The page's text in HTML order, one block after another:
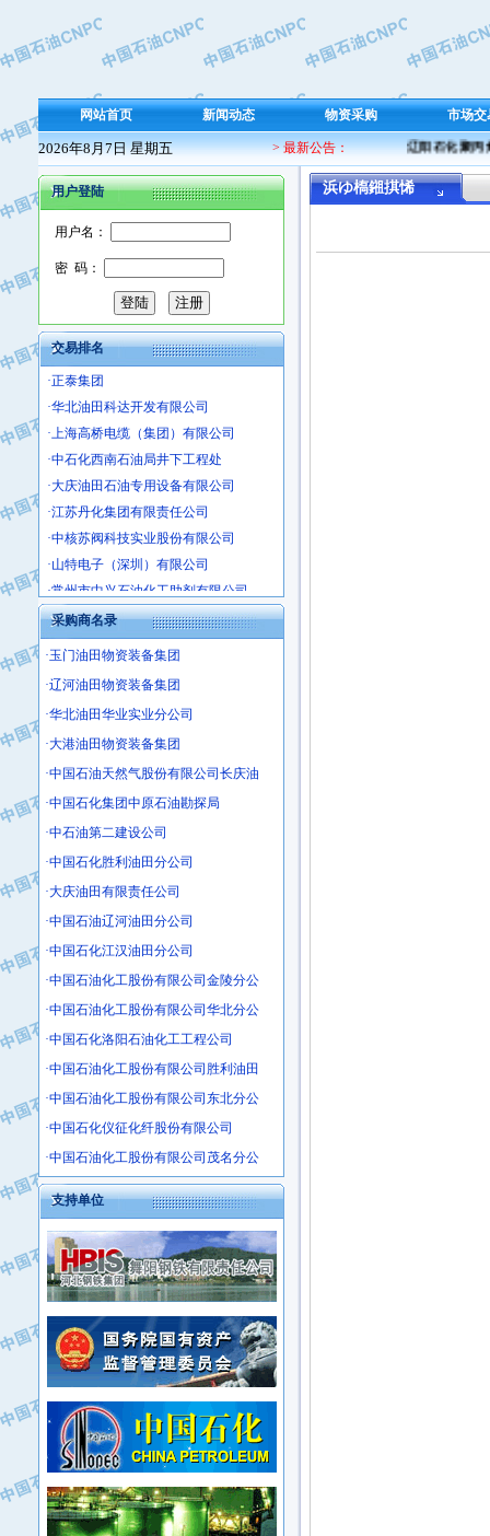
网站首页 新闻动态 物资采购 市场交
2026年8月7日 星期五 > 最新公告： 辽阳石化聚丙烯
用户登陆
用户名：
密 码：
交易排名
·保定北奥石油物探特种车辆制造有限
·盘锦辽河油田天意石油装备有限公司
·沧州市电气控制设备厂
·中船重工中南装备有限责任公司
·南石力天传动件有限公司
·浙江瑞普环境技术有限公司
·华北石油新大禹环保设备有限公司
·河北翼凌机械制造总厂
·萍乡市庞泰化工填料有限公司
·上海宝钢商贸有限公司
·辽河石油勘探局总机械厂
·正泰集团
·华北油田科达开发有限公司
·上海高桥电缆（集团）有限公司
·中石化西南石油局井下工程处
·大庆油田石油专用设备有限公司
·江苏丹化集团有限责任公司
·中核苏阀科技实业股份有限公司
·山特电子（深圳）有限公司
·常州市中兴石油化工助剂有限公司
·姜堰市三联助剂有限公司
·四川中光高技术研究所有限责任公司
·江苏天安防雷工程有限责任公司
·山东东营胜利工业园区
·自贡五洲防腐安装有限公司
·成都长江水处理设备有限公司
·中核苏阀科技实业股份有限公司
·济南柴油机股份有限公司
·上海科瑞曼士德电源系统集成有限公
·东方合金铸造厂
·保定北奥石油物探特种车辆制造有限
·盘锦辽河油田天意石油装备有限公司
·中国石油天然气管道局穿越公司
·南石力天传动件有限公司
·浙江瑞普环境技术有限公司
·华北石油新大禹环保设备有限公司
·河北翼凌机械制造总厂
·萍乡市庞泰化工填料有限公司
·实华(天津)国际贸易有限公司
·上海宝钢商贸有限公司
·辽河石油勘探局总机械厂
·正泰集团
·华北油田科达开发有限公司
·上海高桥电缆（集团）有限公司
·中石化西南石油局井下工程处
·大庆油田石油专用设备有限公司
·江苏丹化集团有限责任公司
·中核苏阀科技实业股份有限公司
·山特电子（深圳）有限公司
·常州市中兴石油化工助剂有限公司
·姜堰市三联助剂有限公司
·四川中光高技术研究所有限责任公司
采购商名录
·玉门油田物资装备集团
·辽河油田物资装备集团
·华北油田华业实业分公司
·大港油田物资装备集团
·中国石油天然气股份有限公司长庆油
·中国石化集团中原石油勘探局
·中石油第二建设公司
·中国石化胜利油田分公司
·大庆油田有限责任公司
·中国石油辽河油田分公司
·中国石化江汉油田分公司
·中国石油化工股份有限公司金陵分公
·中国石油化工股份有限公司华北分公
·中国石化洛阳石油化工工程公司
·中国石油化工股份有限公司胜利油田
·中国石油化工股份有限公司东北分公
·中国石化仪征化纤股份有限公司
·中国石油化工股份有限公司茂名分公
支持单位
·中国石化茂名石化分公司
·中国石油大港油田分公司
·中油油气勘探软件国家工程研究中心
·西安长庆钻宇集团咸阳石化有限公司
·新疆新冠控制系统工程有限公司
·新疆安维消防设施器材有限公司
·华北石油津工机械制造有限公司
浜ゆ槗鎺掑悕